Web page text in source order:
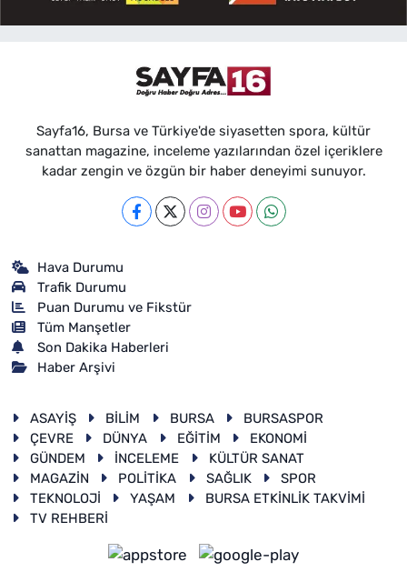
Sayfa16, Bursa ve Türkiye'de siyasetten spora, kültür
sanattan magazine, inceleme yazılarından özel içeriklere
kadar zengin ve özgün bir haber deneyimi sunuyor.
Hava Durumu
Trafik Durumu
Puan Durumu ve Fikstür
Tüm Manşetler
Son Dakika Haberleri
Haber Arşivi
ASAYİŞ BİLİM BURSA
BURSASPOR
ÇEVRE
DÜNYA EĞİTİM
EKONOMİ
GÜNDEM
İNCELEME
KÜLTÜR SANAT
MAGAZİN
POLİTİKA SAĞLIK
SPOR
TEKNOLOJİ
YAŞAM
BURSA ETKİNLİK TAKVİMİ
TV REHBERİ